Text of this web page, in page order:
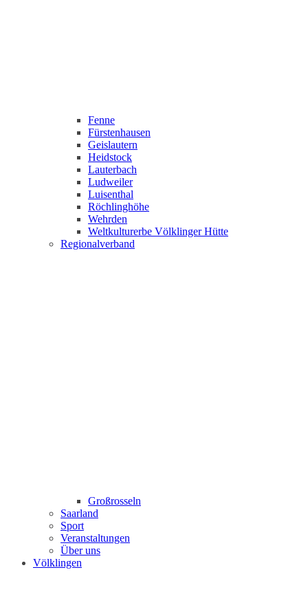
Fenne
Fürstenhausen
Geislautern
Heidstock
Lauterbach
Ludweiler
Luisenthal
Röchlinghöhe
Wehrden
Weltkulturerbe Völklinger Hütte
Regionalverband
Großrosseln
Saarland
Sport
Veranstaltungen
Über uns
Völklingen